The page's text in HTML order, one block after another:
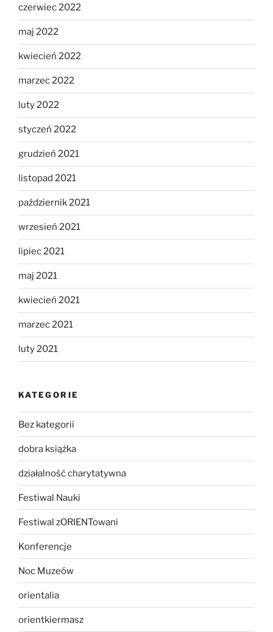
czerwiec 2022
maj 2022
kwiecień 2022
marzec 2022
luty 2022
styczeń 2022
grudzień 2021
listopad 2021
październik 2021
wrzesień 2021
lipiec 2021
maj 2021
kwiecień 2021
marzec 2021
luty 2021
KATEGORIE
Bez kategorii
dobra książka
działalność charytatywna
Festiwal Nauki
Festiwal zORIENTowani
Konferencje
Noc Muzeów
orientalia
orientkiermasz